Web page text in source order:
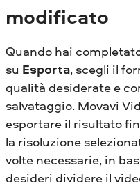
modificato
Quando hai
su Esporta, scegli il
qualità desiderate e
salvataggio. Movavi
esportare il risultato
la risoluzione
volte necessarie, in
desideri dividere il